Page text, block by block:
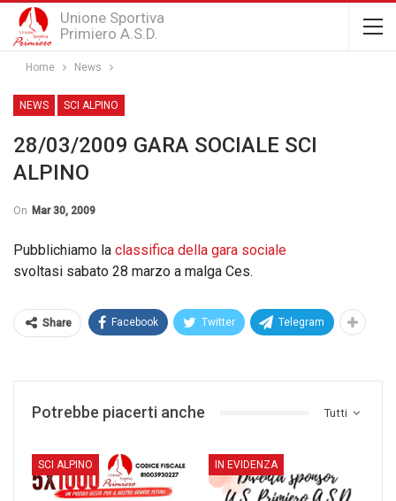
Unione Sportiva
Primiero A.S.D.
Home News
NEWS SCI ALPINO
28/03/2009 GARA SOCIALE SCI
ALPINO
On Mar 30, 2009
Pubblichiamo la classifica della gara sociale
svoltasi sabato 28 marzo a malga Ces.
Share Facebook Twitter Telegram
Tutti
Potrebbe piacerti anche
SCI ALPINO IN EVIDENZA